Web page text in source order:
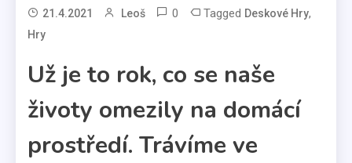
21.4.2021 Leoš 0 Tagged Deskové Hry,
Hry
Už je to rok, co se naše
životy omezily na domácí
prostředí. Trávíme ve